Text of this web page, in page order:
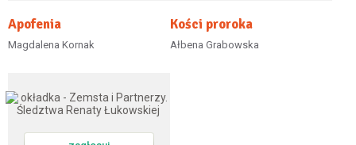
Apofenia
Magdalena Kornak
Kości proroka
Ałbena Grabowska